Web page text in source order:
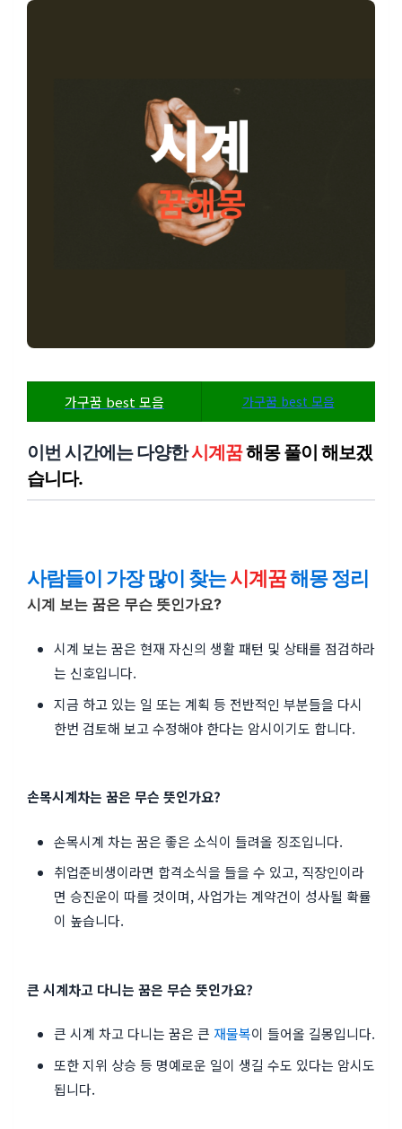
가구꿈 best 모음 가구꿈 best 모음
이번 시간에는 다양한시계꿈해몽 풀이 해보겠
습니다.
사람들이 가장 많이 찾는시계꿈해몽 정리
시계 보는 꿈은 무슨 뜻인가요?
시계 보는 꿈은 현재 자신의 생활 패턴 및 상태를 점검하라
는 신호입니다.
지금 하고 있는 일 또는 계획 등 전반적인 부분들을 다시
한번 검토해 보고 수정해야 한다는 암시이기도 합니다.
손목시계차는 꿈은 무슨 뜻인가요?
손목시계 차는 꿈은 좋은 소식이 들려올 징조입니다.
취업준비생이라면 합격소식을 들을 수 있고, 직장인이라
면 승진운이 따를 것이며, 사업가는 계약건이 성사될 확률
이 높습니다.
큰 시계차고 다니는 꿈은 무슨 뜻인가요?
큰 시계 차고 다니는 꿈은 큰 재물복이 들어올 길몽입니다.
또한 지위 상승 등 명예로운 일이 생길 수도 있다는 암시도
됩니다.